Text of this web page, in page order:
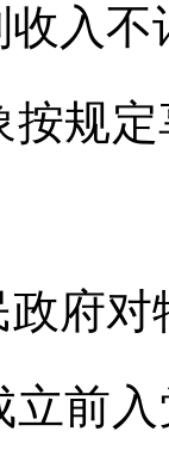
入不
按规
政府
立前